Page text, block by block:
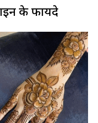
के फायदे